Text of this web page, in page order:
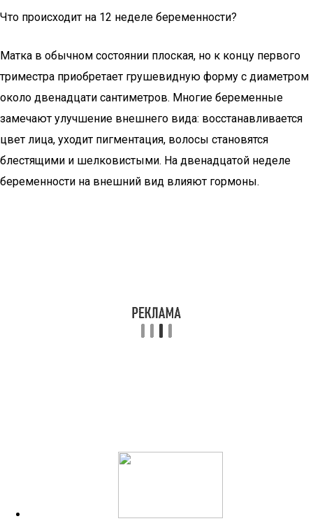
Что происходит на 12 неделе беременности?
Матка в обычном состоянии плоская, но к концу первого
триместра приобретает грушевидную форму с диаметром
около двенадцати сантиметров. Многие беременные
замечают улучшение внешнего вида: восстанавливается
цвет лица, уходит пигментация, волосы становятся
блестящими и шелковистыми. На двенадцатой неделе
беременности на внешний вид влияют гормоны.